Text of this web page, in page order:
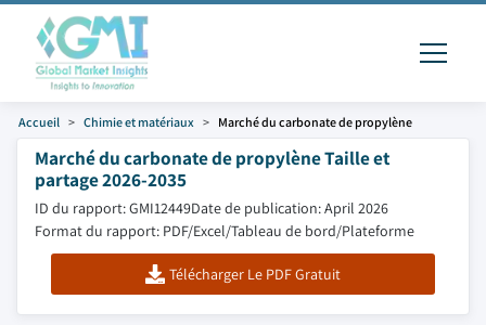
Accueil Chimie et matériaux Marché du carbonate de propylène
Marché du carbonate de propylène Taille et
partage 2026-2035
ID du rapport: GMI12449Date de publication: April 2026
Format du rapport: PDF/Excel/Tableau de bord/Plateforme
Télécharger Le PDF Gratuit